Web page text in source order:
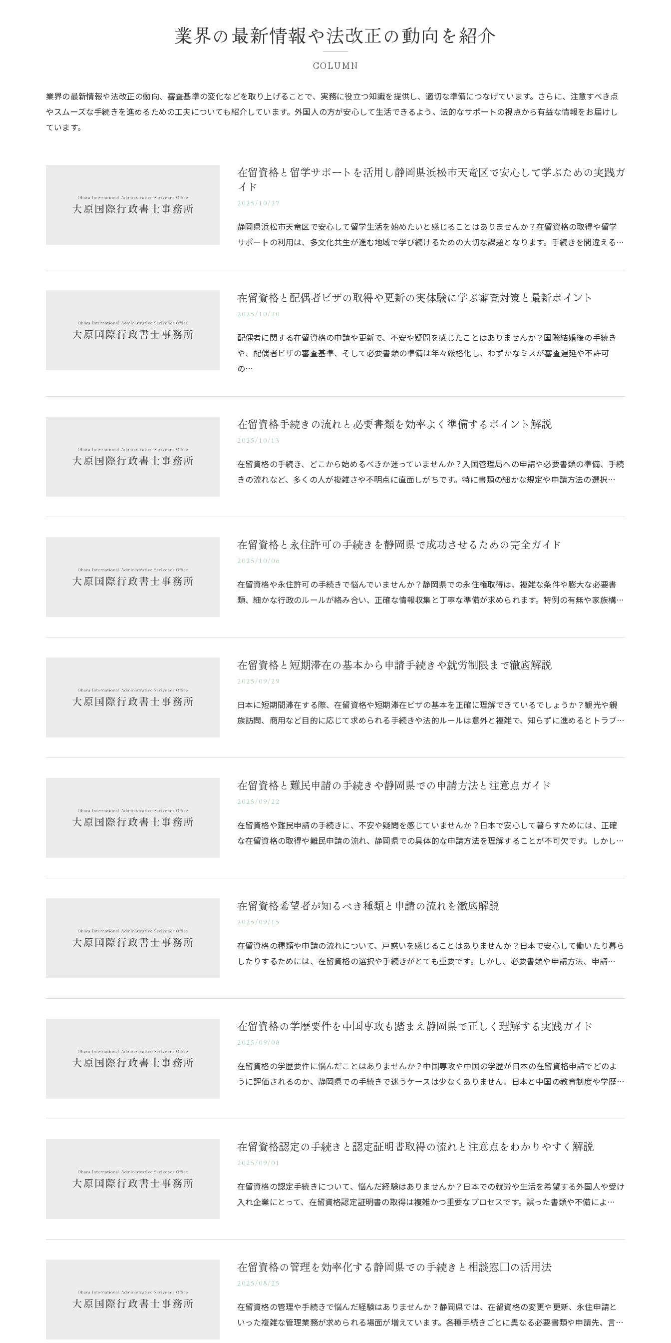
業界の最新情報や法改正の動向を紹介
COLUMN
業界の最新情報や法改正の動向、審査基準の変化などを取り上げることで、実務に役立つ知識を提供し、適切な準備につなげています。さらに、注意すべき点
やスムーズな手続きを進めるための工夫についても紹介しています。外国人の方が安心して生活できるよう、法的なサポートの視点から有益な情報をお届けし
ています。
在留資格と留学サポートを活用し静岡県浜松市天竜区で安心して学ぶための実践ガ
イド
2025/10/27
静岡県浜松市天竜区で安心して留学生活を始めたいと感じることはありませんか？在留資格の取得や留学
サポートの利用は、多文化共生が進む地域で学び続けるための大切な課題となります。手続きを間違える…
在留資格と配偶者ビザの取得や更新の実体験に学ぶ審査対策と最新ポイント
2025/10/20
配偶者に関する在留資格の申請や更新で、不安や疑問を感じたことはありませんか？国際結婚後の手続き
や、配偶者ビザの審査基準、そして必要書類の準備は年々厳格化し、わずかなミスが審査遅延や不許可
の…
在留資格手続きの流れと必要書類を効率よく準備するポイント解説
2025/10/13
在留資格の手続き、どこから始めるべきか迷っていませんか？入国管理局への申請や必要書類の準備、手続
きの流れなど、多くの人が複雑さや不明点に直面しがちです。特に書類の細かな規定や申請方法の選択…
在留資格と永住許可の手続きを静岡県で成功させるための完全ガイド
2025/10/06
在留資格や永住許可の手続きで悩んでいませんか？静岡県での永住権取得は、複雑な条件や膨大な必要書
類、細かな行政のルールが絡み合い、正確な情報収集と丁寧な準備が求められます。特例の有無や家族構…
在留資格と短期滞在の基本から申請手続きや就労制限まで徹底解説
2025/09/29
日本に短期間滞在する際、在留資格や短期滞在ビザの基本を正確に理解できているでしょうか？観光や親
族訪問、商用など目的に応じて求められる手続きや法的ルールは意外と複雑で、知らずに進めるとトラブ…
在留資格と難民申請の手続きや静岡県での申請方法と注意点ガイド
2025/09/22
在留資格や難民申請の手続きに、不安や疑問を感じていませんか？日本で安心して暮らすためには、正確
な在留資格の取得や難民申請の流れ、静岡県での具体的な申請方法を理解することが不可欠です。しかし…
在留資格希望者が知るべき種類と申請の流れを徹底解説
2025/09/15
在留資格の種類や申請の流れについて、戸惑いを感じることはありませんか？日本で安心して働いたり暮ら
したりするためには、在留資格の選択や手続きがとても重要です。しかし、必要書類や申請方法、申請…
在留資格の学歴要件を中国専攻も踏まえ静岡県で正しく理解する実践ガイド
2025/09/08
在留資格の学歴要件に悩んだことはありませんか？中国専攻や中国の学歴が日本の在留資格申請でどのよ
うに評価されるのか、静岡県での手続きで迷うケースは少なくありません。日本と中国の教育制度や学歴…
在留資格認定の手続きと認定証明書取得の流れと注意点をわかりやすく解説
2025/09/01
在留資格の認定手続きについて、悩んだ経験はありませんか？日本での就労や生活を希望する外国人や受け
入れ企業にとって、在留資格認定証明書の取得は複雑かつ重要なプロセスです。誤った書類や不備によ…
在留資格の管理を効率化する静岡県での手続きと相談窓口の活用法
2025/08/25
在留資格の管理や手続きで悩んだ経験はありませんか？静岡県では、在留資格の変更や更新、永住申請と
いった複雑な管理業務が求められる場面が増えています。各種手続きごとに異なる必要書類や申請先、言…